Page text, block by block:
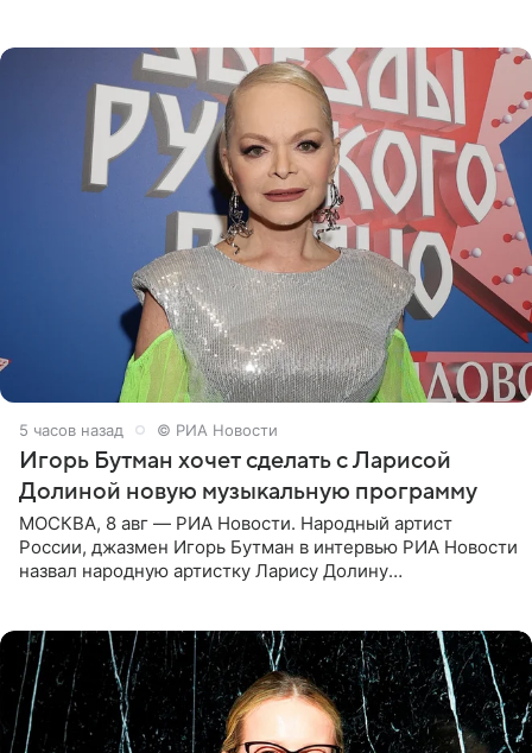
5 часов назад © РИА Новости
Игорь Бутман хочет сделать с Ларисой
Долиной новую музыкальную программу
МОСКВА, 8 авг — РИА Новости. Народный артист
России, джазмен Игорь Бутман в интервью РИА Новости
назвал народную артистку Ларису Долину